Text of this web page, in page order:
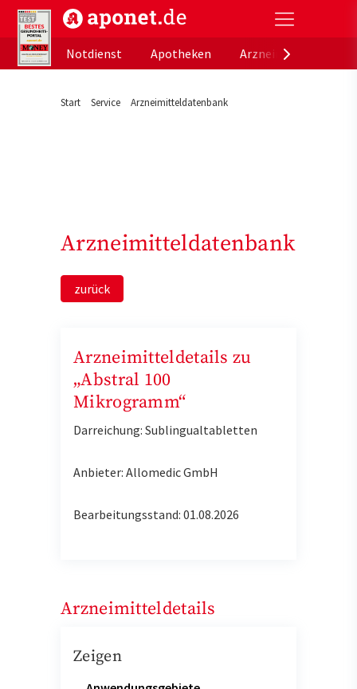
aponet.de - Das offizielle Gesundheitsportal der
Notdienst
Apotheken
Start Service Arzneimitteldatenbank
Arzneimitteldatenbank
zurück
Arzneimitteldetails zu
„Abstral 100
Mikrogramm“
Darreichung: Sublingualtabletten
Anbieter: Allomedic GmbH
Bearbeitungsstand: 01.08.2026
Arzneimitteldetails
Zeigen